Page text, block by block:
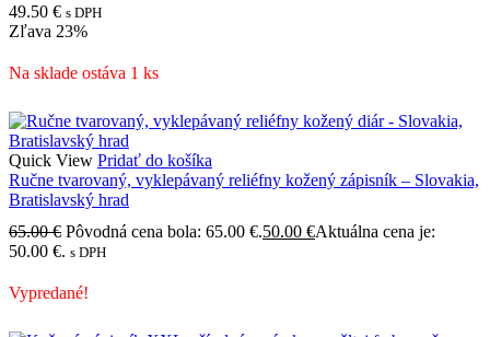
49.50 € s DPH
Zľava 23%
Na sklade ostáva 1 ks
Quick View Pridať do košíka
Ručne tvarovaný, vyklepávaný reliéfny kožený zápisník – Slovakia,
Bratislavský hrad
65.00€ Pôvodná cena bola: 65.00 €.50.00 €Aktuálna cena je:
50.00 €. s DPH
Vypredané!